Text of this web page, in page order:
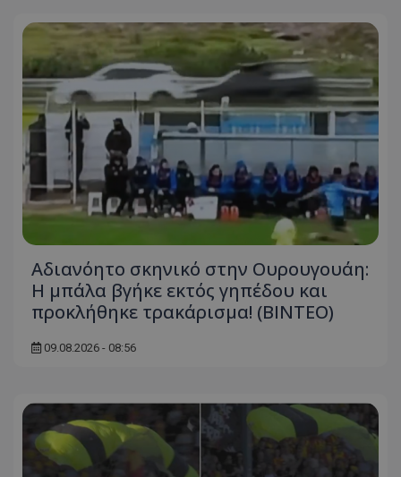
Αδιανόητο σκηνικό στην Ουρουγουάη:
Η μπάλα βγήκε εκτός γηπέδου και
προκλήθηκε τρακάρισμα! (BINTEO)
09.08.2026 - 08:56